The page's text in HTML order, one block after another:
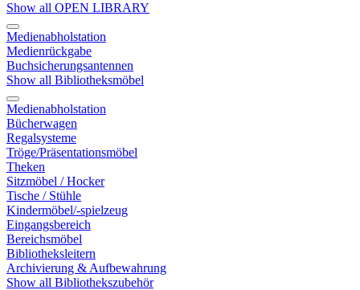
Show all OPEN LIBRARY
Medienabholstation
Medienrückgabe
Buchsicherungsantennen
Show all Bibliotheksmöbel
Medienabholstation
Bücherwagen
Regalsysteme
Tröge/Präsentationsmöbel
Theken
Sitzmöbel / Hocker
Tische / Stühle
Kindermöbel/-spielzeug
Eingangsbereich
Bereichsmöbel
Bibliotheksleitern
Archivierung & Aufbewahrung
Show all Bibliothekszubehör